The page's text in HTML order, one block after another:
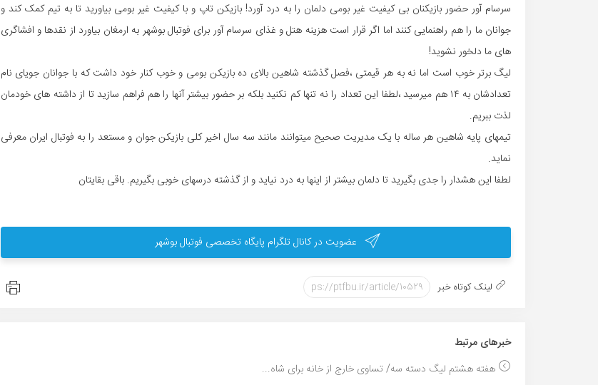
سرسام آور حضور بازیکنان بی کیفیت غیر بومی دلمان را به درد آورد! بازیکن تاپ و با کیفیت غیر بومی بیاورید تا به تیم کمک کند و
جوانان ما را هم راهنمایی کنند اما اگر قرار است هزینه هتل و غذای سرسام آور برای فوتبال بوشهر به ارمغان بیاورد از نقدها و افشاگری
های ما دلخور نشوید!
لیگ برتر خوب است اما نه به هر قیمتی ،فصل گذشته شاهین بالای ده بازیکن بومی و خوب کنار خود داشت که با جوانان جویای نام
تعدادشان به ۱۴ هم میرسید ،لطفا این تعداد را نه تنها کم نکنید بلکه بر حضور بیشتر آنها را هم فراهم سازید تا از داشته های خودمان
لذت ببریم.
تیمهای پایه شاهین هر ساله با یک مدیریت صحیح میتوانند مانند سه سال اخیر کلی بازیکن جوان و مستعد را به فوتبال ایران معرفی
نماید.
لطفا این هشدار را جدی بگیرید تا دلمان بیشتر از اینها به درد نیاید و از گذشته درسهای خوبی بگیریم. باقی بقایتان
عضویت در کانال تلگرام پایگاه تخصصی فوتبال بوشهر
لینک کوتاه خبر
خبر‌های مرتبط
هفته هشتم لیگ دسته سه/ تساوی خارج از خانه برای شاه...